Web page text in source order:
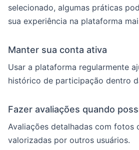
selecionado, algumas práticas
sua experiência na plataforma
Manter sua conta ativa
Usar a plataforma regularmente
histórico de participação dentro
Fazer avaliações quando
Avaliações detalhadas com fotos
valorizadas por outros usuários.